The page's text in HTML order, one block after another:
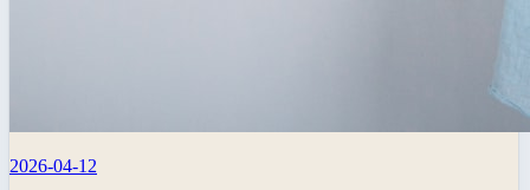
2026-04-12